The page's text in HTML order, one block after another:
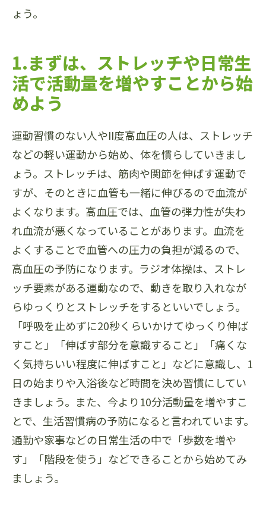
ょう。
1.まずは、ストレッチや日常生
活で活動量を増やすことから始
めよう
運動習慣のない人やII度高血圧の人は、ストレッチ
などの軽い運動から始め、体を慣らしていきまし
ょう。ストレッチは、筋肉や関節を伸ばす運動で
すが、そのときに血管も一緒に伸びるので血流が
よくなります。高血圧では、血管の弾力性が失わ
れ血流が悪くなっていることがあります。血流を
よくすることで血管への圧力の負担が減るので、
高血圧の予防になります。ラジオ体操は、ストレ
ッチ要素がある運動なので、動きを取り入れなが
らゆっくりとストレッチをするといいでしょう。
「呼吸を止めずに20秒くらいかけてゆっくり伸ば
すこと」「伸ばす部分を意識すること」「痛くな
く気持ちいい程度に伸ばすこと」などに意識し、1
日の始まりや入浴後など時間を決め習慣にしてい
きましょう。また、今より10分活動量を増やすこ
とで、生活習慣病の予防になると言われています。
通勤や家事などの日常生活の中で「歩数を増や
す」「階段を使う」などできることから始めてみ
ましょう。